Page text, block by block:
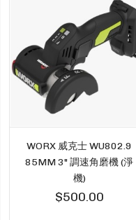
WORX 威克士 WU802.9
85MM 3" 調速角磨機 (淨
機)
$500.00